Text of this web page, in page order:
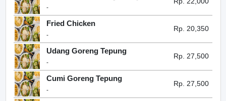
-
Fried Chicken
-
Rp. 20,350
Udang Goreng Tepung
-
Rp. 27,500
Cumi Goreng Tepung
-
Rp. 27,500